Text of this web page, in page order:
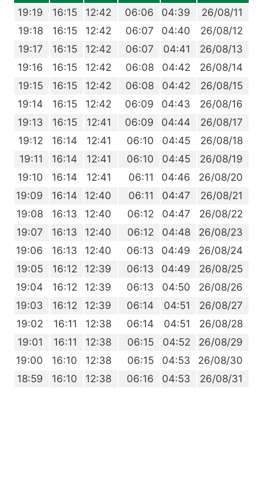
26/08/11
04:39
06:06
12:42
16:15
19:19
26/08/12
04:40
06:07
12:42
16:15
19:18
26/08/13
04:41
06:07
12:42
16:15
19:17
26/08/14
04:42
06:08
12:42
16:15
19:16
26/08/15
04:42
06:08
12:42
16:15
19:15
26/08/16
04:43
06:09
12:42
16:15
19:14
26/08/17
04:44
06:09
12:41
16:15
19:13
26/08/18
04:45
06:10
12:41
16:14
19:12
26/08/19
04:45
06:10
12:41
16:14
19:11
26/08/20
04:46
06:11
12:41
16:14
19:10
26/08/21
04:47
06:11
12:40
16:14
19:09
26/08/22
04:47
06:12
12:40
16:13
19:08
26/08/23
04:48
06:12
12:40
16:13
19:07
26/08/24
04:49
06:13
12:40
16:13
19:06
26/08/25
04:49
06:13
12:39
16:12
19:05
26/08/26
04:50
06:13
12:39
16:12
19:04
26/08/27
04:51
06:14
12:39
16:12
19:03
26/08/28
04:51
06:14
12:38
16:11
19:02
26/08/29
04:52
06:15
12:38
16:11
19:01
26/08/30
04:53
06:15
12:38
16:10
19:00
26/08/31
04:53
06:16
12:38
16:10
18:59